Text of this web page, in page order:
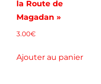
la Route de
Magadan »
3.00€
Ajouter au panier